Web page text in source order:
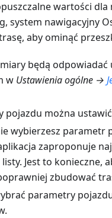
wartości dla
system nawigacyjny
aby ominąć
będą
w Ustawienia ogólne →
pojazdu można
wybierzesz parametr
zaproponuje
Jest to konieczne,
zbudować
parametry